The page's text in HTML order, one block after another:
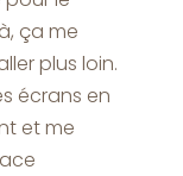
ça me
plus loin.
écrans en
et me